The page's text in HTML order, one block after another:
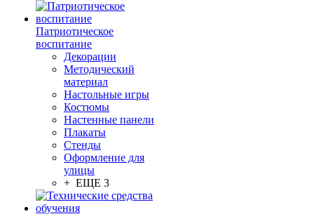
Патриотическое
воспитание
Декорации
Методический
материал
Настольные игры
Костюмы
Настенные панели
Плакаты
Стенды
Оформление для
улицы
+ ЕЩЕ 3